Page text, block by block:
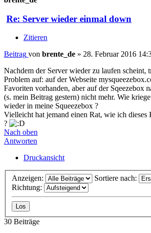
Re: Server wieder einmal down
Zitieren
Beitrag von brente_de » 28. Februar 2016
Nachdem der Server wieder zu laufen scheint,
Problem auf: auf der Webseite
Favoriten vorhanden, aber auf der Sqeezebox
(s. mein Beitrag gestern) nicht mehr. Wie
wieder in meine Squeezebox ?
Vielleicht hat jemand einen Rat, wie ich dieses
?
Nach oben
Antworten
Druckansicht
Anzeigen:
Sortiere nach:
Richtung:
30 Beiträge